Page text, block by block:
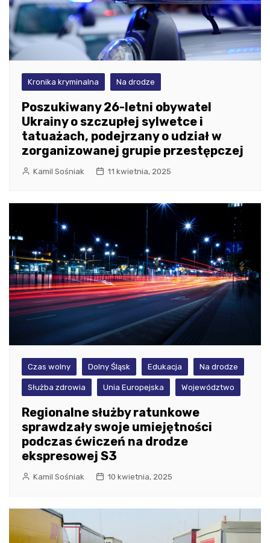
Kronika kryminalna Na drodze
Poszukiwany 26-letni obywatel
Ukrainy o szczupłej sylwetce i
tatuażach, podejrzany o udział w
zorganizowanej grupie przestępczej
Kamil Sośniak 11 kwietnia, 2025
Czas wolny Dolny Śląsk Edukacja Na drodze
Służba zdrowia Unia Europejska Województwo
Regionalne służby ratunkowe
sprawdzały swoje umiejętności
podczas ćwiczeń na drodze
ekspresowej S3
Kamil Sośniak 10 kwietnia, 2025